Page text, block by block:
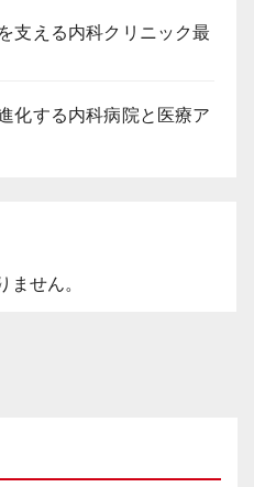
支える内科クリニック最
化する内科病院と医療ア
ません。